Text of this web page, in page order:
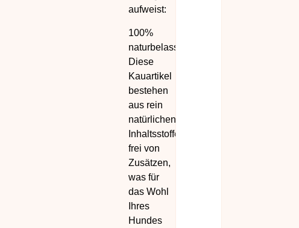
aufweist:
100%
naturbelassen:
Diese
Kauartikel
bestehen
aus rein
natürlichen
Inhaltsstoffen,
frei von
Zusätzen,
was für
das Wohl
Ihres
Hundes